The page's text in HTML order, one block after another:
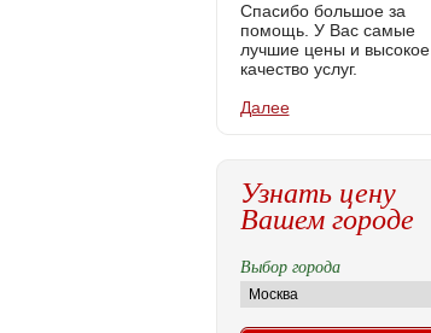
Спасибо большое за
помощь. У Вас самые
лучшие цены и высокое
качество услуг.
Далее
Узнать цену
Вашем городе
Выбор города